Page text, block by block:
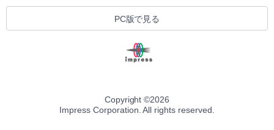
PC版で見る
Copyright ©2026
Impress Corporation. All rights reserved.